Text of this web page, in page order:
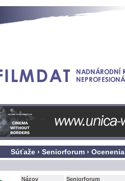
Súťaže › Seniorforum › Ocenenia
Názov
Seniorforum